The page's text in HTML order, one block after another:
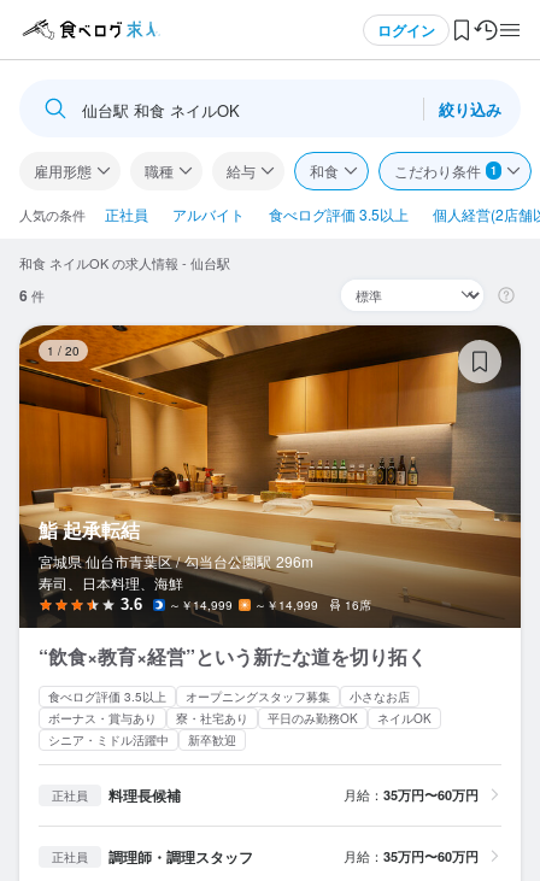
ログイン
ログイン・無料会員登録
食べログ求人TOP
求人検索
閲覧履歴
気になる求人
検索履歴・保存した条件
応募履歴
WEB履歴書
スカウト・メルマガ受信設定
ヘルプ・お問い合わせフォーム
プライバシーポリシー
仙台駅 和食 ネイルOK 絞り込み
雇用形態 職種 給与 和食 こだわり条件 1
人気の条件 正社員 アルバイト 食べログ評価 3.5以上 個人経営(2店舗
和食 ネイルOK の求人情報 - 仙台駅
6件
1 / 20
鮨 起承転結
宮城県 仙台市青葉区 / 勾当台公園駅 296m
寿司、日本料理、海鮮
3.6 ～￥14,999 ～￥14,999 16席
“飲食×教育×経営”という新たな道を切り拓く
食べログ評価 3.5以上 オープニングスタッフ募集
小さなお店
ボーナス・賞与あり
寮・社宅あり 平日のみ勤務OK
ネイルOK
シニア・ミドル活躍中
新卒歓迎
正社員 料理長候補 月給： 35万円〜60万円
正社員 調理師・調理スタッフ 月給： 35万円〜60万円